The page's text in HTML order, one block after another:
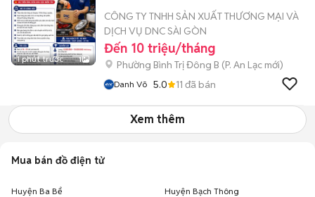
1 phút trước 1
CÔNG TY TNHH SẢN XUẤT THƯƠNG MẠI VÀ
DỊCH VỤ DNC SÀI GÒN
Đến 10 triệu/tháng
Phường Bình Trị Đông B (P. An Lạc mới)
Danh Võ 5.0 11 đã bán
Xem thêm
Mua bán đồ điện tử
Huyện Ba Bể Huyện Bạch Thông